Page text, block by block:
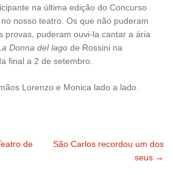
na última edição do Concurso
nosso teatro. Os que não puderam
provas, puderam ouvi-la cantar a ária
Donna del lago de Rossini na
final a 2 de setembro.
Lorenzo e Monica lado a lado.
de
São Carlos recordou um dos
seus →